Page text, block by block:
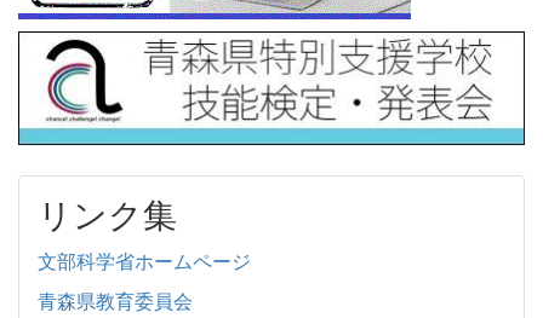
リンク集
文部科学省ホームページ
青森県教育委員会